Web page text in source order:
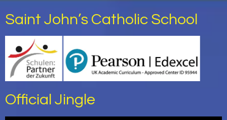
Saint John’s Catholic School
Official Jingle